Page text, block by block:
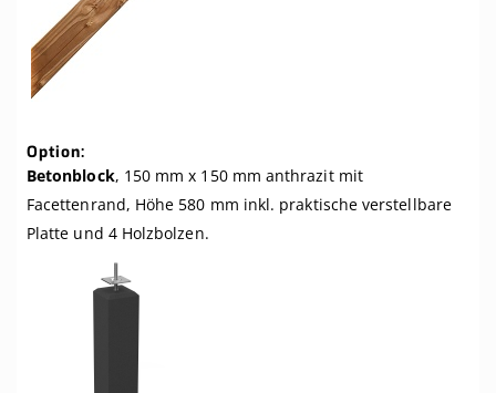
Option:
Betonblock, 150 mm x 150 mm anthrazit mit
Facettenrand, Höhe 580 mm inkl. praktische verstellbare
Platte und 4 Holzbolzen.